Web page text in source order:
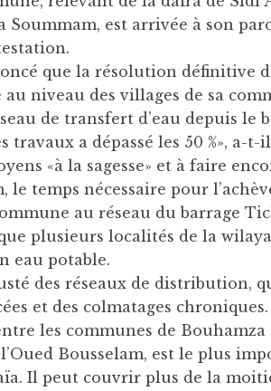
Soummam, est arrivée à son
que la résolution définitive
niveau des villages de sa
de transfert d’eau depuis le
travaux a dépassé les 50 %», a-t-
«à la sagesse» et à faire
temps nécessaire pour
au réseau du barrage
plusieurs localités de la wilaya
eau potable.
des réseaux de distribution,
et des colmatages chroniques.
les communes de Bouhamza
Bousselam, est le plus
Il peut couvrir plus de la